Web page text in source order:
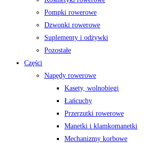
Pompki rowerowe
Dzwonki rowerowe
Suplementy i odżywki
Pozostałe
Części
Napędy rowerowe
Kasety, wolnobiegi
Łańcuchy
Przerzutki rowerowe
Manetki i klamkomanetki
Mechanizmy korbowe